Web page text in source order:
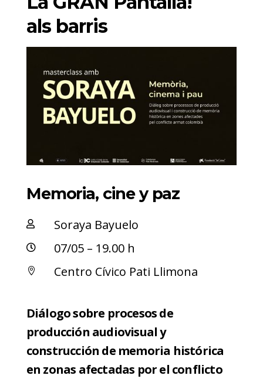
als barris
Memoria, cine y paz
 Soraya Bayuelo
 07/05 – 19.00 h
 Centro Cívico Pati Llimona
Diálogo sobre procesos de
producción audiovisual y
construcción de memoria histórica
en zonas afectadas por el conflicto